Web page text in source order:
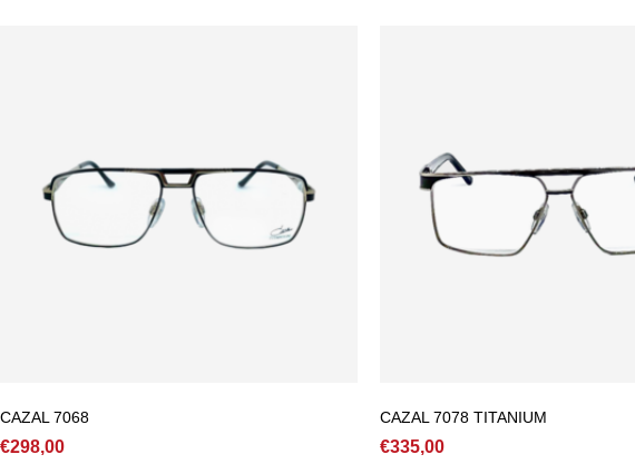
CAZAL 7068
€298,00
CAZAL 7078 TITANIUM
€335,00